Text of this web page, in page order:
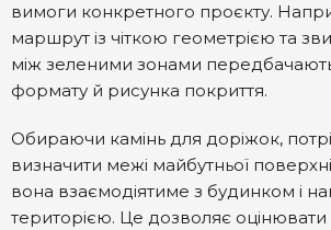
вимоги конкретного проєкту.
маршрут із чіткою геометрією та
між зеленими зонами передбачають
формату й рисунка покриття.
Обираючи камінь для доріжок,
визначити межі майбутньої
вона взаємодіятиме з будинком і
територією. Це дозволяє